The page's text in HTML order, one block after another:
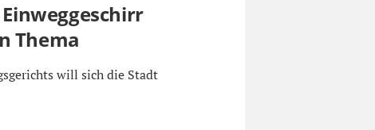
Thema
will sich die Stadt